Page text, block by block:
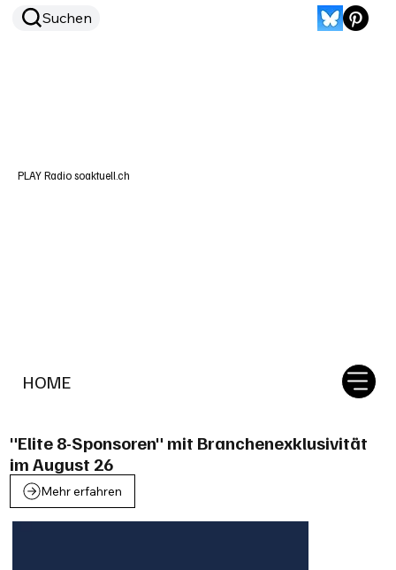
HOME
Suchen
PLAY Radio soaktuell.ch
"Elite 8-Sponsoren" mit Branchenexklusivität
im August 26
Mehr erfahren